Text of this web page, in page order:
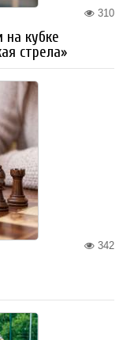
310
на кубке
стрела»
342